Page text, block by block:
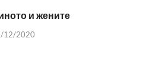
и жените
12/2020